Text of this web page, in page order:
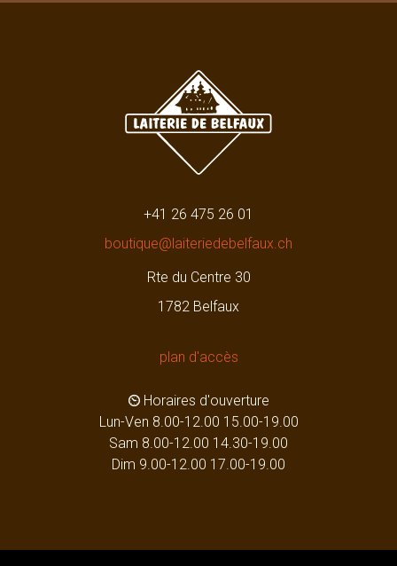
+41 26 475 26 01
boutique@laiteriedebelfaux.ch
Rte du Centre 30
1782 Belfaux
plan d'accès
Horaires d'ouverture
Lun-Ven 8.00-12.00 15.00-19.00
Sam 8.00-12.00 14.30-19.00
Dim 9.00-12.00 17.00-19.00